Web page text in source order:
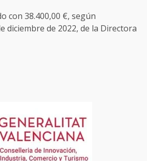
con 38.400,00 €, según
diciembre de 2022, de la Directora